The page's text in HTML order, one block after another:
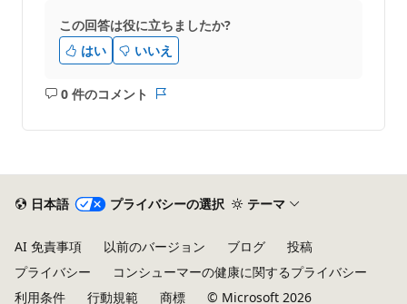
この回答は役に立ちましたか?
はい
いいえ
0 件のコメント
コ
は
あ
り
せ
日本語 プライバシーの選択 テーマ
AI 免責事項 以前のバージョン ブログ
投稿
プライバシー
コンシューマーの健康に関するプライバシー
利用条件
行動規範 商標 © Microsoft 2026